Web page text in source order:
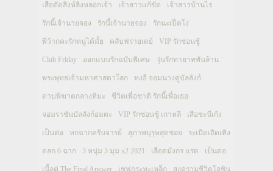
เสือตัดสิงห์ลิงหลอกเจ้า เจ้าสาวแก้ขัด เจ้าสาวบ้านไร่
รักนี้เจ้านายจอง รักนี้เจ้านายจอง รักนะเป็ดโง่
พี่ว้ากคะรักหนูได้มั้ย คลับฟรายเดย์ VIP รักซ่อนชู้
Club Friday ออกแบบรักฉบับพิเศษ วุ่นรักทายาทพันล้าน
พระพุทธเจ้ามหาศาสดาโลก ทงอี จอมนางคู่บัลลังก์
ดาบพิฆาตกลางหิมะ ชีวิตเพื่อชาติ รักนี้เพื่อเธอ
จอมราชันบัลลังก์อมตะ VIP รักซ่อนชู้ เกาหลี เสือชะนีเก้ง
เป็นต่อ หกฉากครับจารย์ สุภาพบุรุษสุดซอย ระเบิดเถิดเทิง
ตลก 6 ฉาก 3 หนุ่ม 3 มุม x2 2021 เลือดมังกร แรด เป็นต่อ
เนื้อคู่ The Final Answer เชฟกระทะเหล็ก สงครามชีวิตโอชิน